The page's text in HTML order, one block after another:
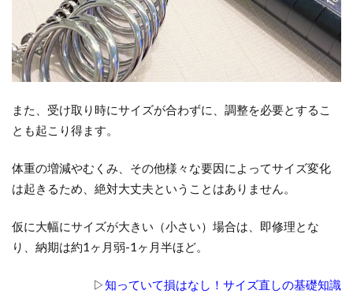
また、受け取り時にサイズが合わずに、調整を必要とするこ
とも起こり得ます。
体重の増減やむくみ、その他様々な要因によってサイズ変化
は起きるため、絶対大丈夫ということはありません。
仮に大幅にサイズが大きい（小さい）場合は、即修理とな
り、納期は約1ヶ月弱-1ヶ月半ほど。
▷知っていて損はなし！サイズ直しの基礎知識